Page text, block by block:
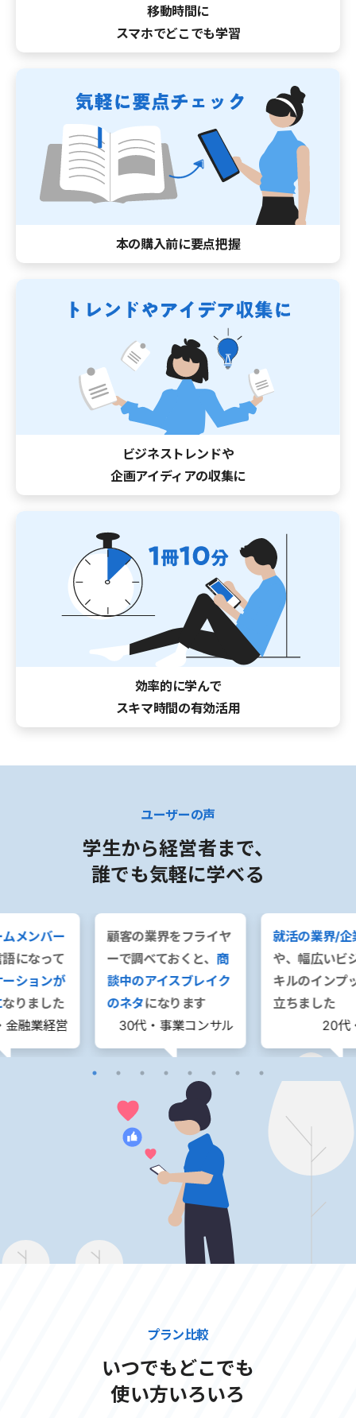
移動時間に
スマホでどこでも学習
本の購入前に要点把握
ビジネストレンドや
企画アイディアの収集に
効率的に学んで
スキマ時間の有効活用
ユーザーの声
学生から経営者まで、
誰でも気軽に学べる
メンバー
になって
ションが
なりました
金融業経営
顧客の業界をフライヤ
ーで調べておくと、 商
談中のアイスブレイク
のネタになります
30代・事業コンサル
就活の業界/企
や、幅広いビ
キルのインプ
立ちました
20代
プラン比較
いつでもどこでも
使い方いろいろ